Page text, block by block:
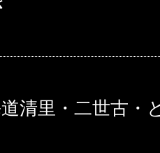
清里・二世古・